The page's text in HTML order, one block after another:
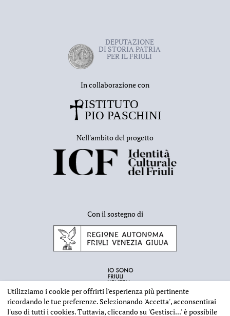
DEPUTAZIONE
DI STORIA PATRIA
PER IL FRIULI
In collaborazione con
Nell'ambito del progetto
Con il sostegno di
Utilizziamo i cookie per offrirti l'esperienza più pertinente
ricordando le tue preferenze. Selezionando 'Accetta', acconsentirai
l'uso di tutti i cookies. Tuttavia, cliccando su 'Gestisci...'è possibile